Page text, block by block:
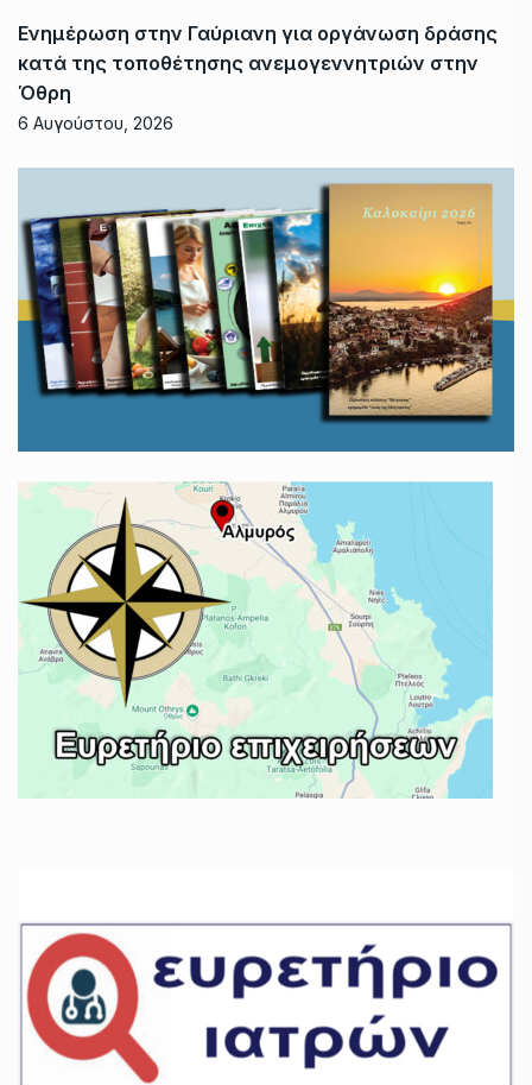
Ενημέρωση στην Γαύριανη για οργάνωση δράσης
κατά της τοποθέτησης ανεμογεννητριών στην
Όθρη
6 Αυγούστου, 2026